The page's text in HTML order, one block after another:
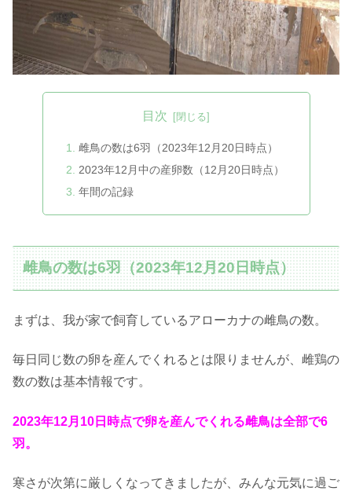
目次
雌鳥の数は6羽（2023年12月20日時点）
2023年12月中の産卵数（12月20日時点）
年間の記録
雌鳥の数は6羽（2023年12月20日時点）
まずは、我が家で飼育しているアローカナの雌鳥の数。
毎日同じ数の卵を産んでくれるとは限りませんが、雌鶏の
数の数は基本情報です。
2023年12月10日時点で卵を産んでくれる雌鳥は全部で6
羽。
寒さが次第に厳しくなってきましたが、みんな元気に過ご